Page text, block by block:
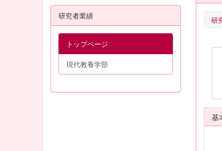
研
基
研究者業績
トップページ
現代教養学部